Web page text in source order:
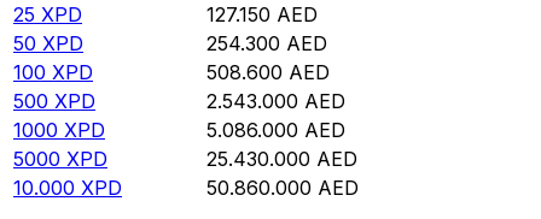
25 XPD 127.150 AED
50 XPD 254.300 AED
100 XPD 508.600 AED
500 XPD 2.543.000 AED
1000 XPD 5.086.000 AED
5000 XPD 25.430.000 AED
10.000 XPD 50.860.000 AED